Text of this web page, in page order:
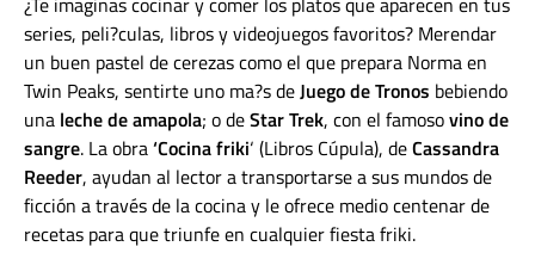
series, peli?culas, libros y videojuegos favoritos? Merendar
un buen pastel de cerezas como el que prepara Norma en
Twin Peaks, sentirte uno ma?s deJuego de Tronos bebiendo
una leche de amapola; o deStar Trek, con el famosovino de
sangre. La obra‘Cocina friki‘ (Libros Cúpula), deCassandra
Reeder, ayudan al lector a transportarse a sus mundos de
ficción a través de la cocina y le ofrece medio centenar de
recetas para que triunfe en cualquier fiesta friki.